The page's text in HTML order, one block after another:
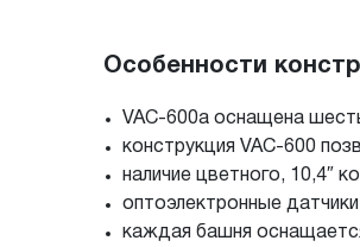
Особенности
VAC-600a оснащена
конструкция VAC-600
наличие цветного, 10,4″
оптоэлектронные
каждая башня